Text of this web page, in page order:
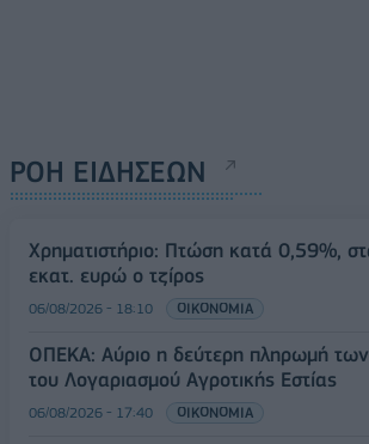
ΡΟΗ ΕΙΔΗΣΕΩΝ
Χρηματιστήριο: Πτώση κατά 0,59%,
εκατ. ευρώ ο τζίρος
06/08/2026 - 18:10 ΟΙΚΟΝΟΜΙΑ
ΟΠΕΚΑ: Αύριο η δεύτερη πληρωμή των
του Λογαριασμού Αγροτικής Εστίας
06/08/2026 - 17:40 ΟΙΚΟΝΟΜΙΑ